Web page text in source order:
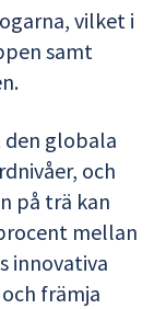
vilket i
samt
globala
och
på trä kan
mellan
innovativa
främja